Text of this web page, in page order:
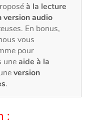
à la lecture
version audio
En bonus,
vous
pour
uneaide à la
version
.
: